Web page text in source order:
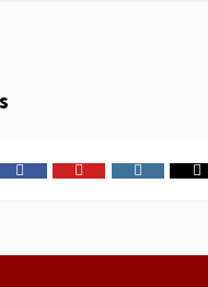
FacebookYoutubeInstagram
X